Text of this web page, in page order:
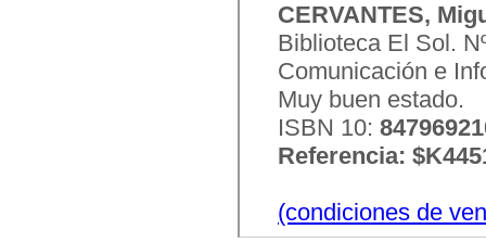
CERVANTES,
Biblioteca El Sol.
Comunicación e
Muy buen estado.
ISBN 10:
Referencia:
(condiciones de